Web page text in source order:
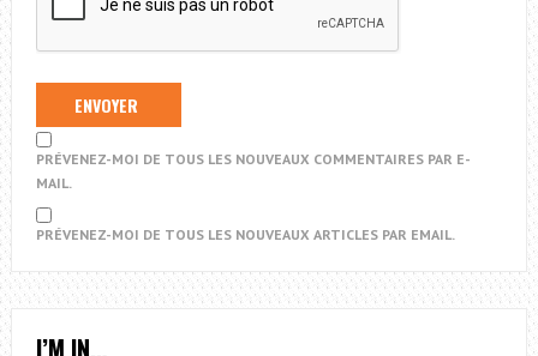
PRÉVENEZ-MOI DE TOUS LES NOUVEAUX COMMENTAIRES PAR E-
MAIL.
PRÉVENEZ-MOI DE TOUS LES NOUVEAUX ARTICLES PAR EMAIL.